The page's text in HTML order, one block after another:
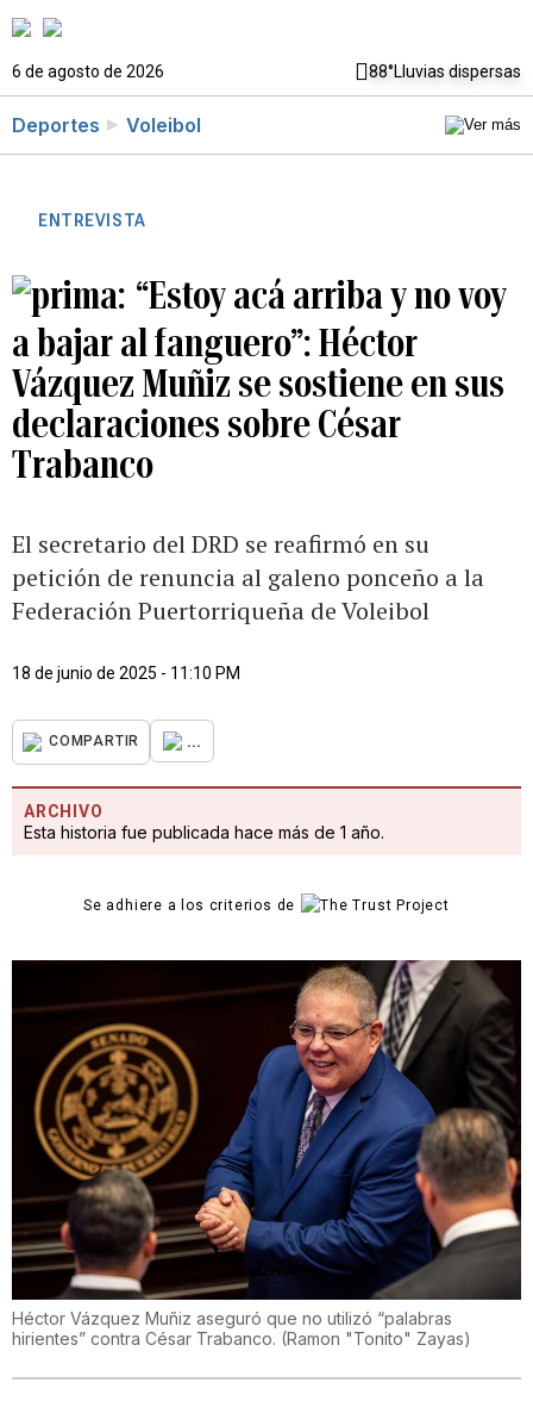
6 de agosto de 2026 88°Lluvias dispersas
Deportes Voleibol
ENTREVISTA
“Estoy acá arriba y no voy
a bajar al fanguero”: Héctor
Vázquez Muñiz se sostiene en sus
declaraciones sobre César
Trabanco
El secretario del DRD se reafirmó en su
petición de renuncia al galeno ponceño a la
Federación Puertorriqueña de Voleibol
18 de junio de 2025 - 11:10 PM
COMPARTIR ...
ARCHIVO
Esta historia fue publicada hace más de 1 año.
Se adhiere a los criterios de
Héctor Vázquez Muñiz aseguró que no utilizó “palabras
hirientes” contra César Trabanco. (Ramon "Tonito" Zayas)